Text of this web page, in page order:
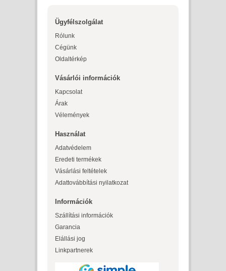
Ügyfélszolgálat
Rólunk
Cégünk
Oldaltérkép
Vásárlói információk
Kapcsolat
Árak
Vélemények
Használat
Adatvédelem
Eredeti termékek
Vásárlási feltételek
Adattovábbítási nyilatkozat
Információk
Szállítási információk
Garancia
Elállási jog
Linkpartnerek